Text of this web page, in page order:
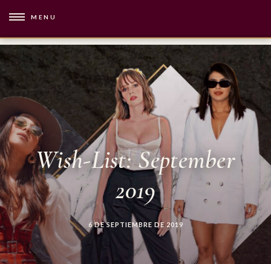
MENU
Wish-List: September
2019
6 DE SEPTIEMBRE DE 2019